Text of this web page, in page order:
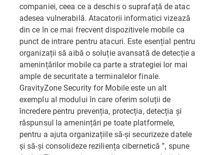
companiei, ceea ce a deschis o suprafață de atac
adesea vulnerabilă. Atacatorii informatici vizează
din ce în ce mai frecvent dispozitivele mobile ca
punct de intrare pentru atacuri. Este esențial pentru
organizații să aibă o soluție avansată de detecție a
amenințărilor mobile ca parte a strategiei lor mai
ample de securitate a terminalelor finale.
GravityZone Security for Mobile este un alt
exemplu al modului în care oferim soluții de
încredere pentru prevenția, protecția, detecția și
răspunsul la amenințări pe toate platformele,
pentru a ajuta organizațiile să-și securizeze datele
și să-și consolideze reziliența cibernetică ”, spune